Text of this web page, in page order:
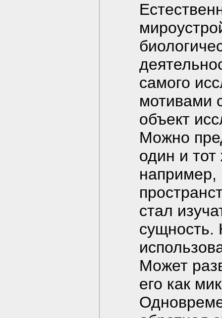
самого
мотивами
объект
Можно
один и
например,
стал
сущность.
Может
его как